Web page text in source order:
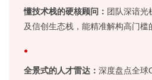
懂技术栈的硬核顾问： 团队深谙光
及信创生态栈，能精准解构高门槛
全景式的人才雷达： 深度盘点全球